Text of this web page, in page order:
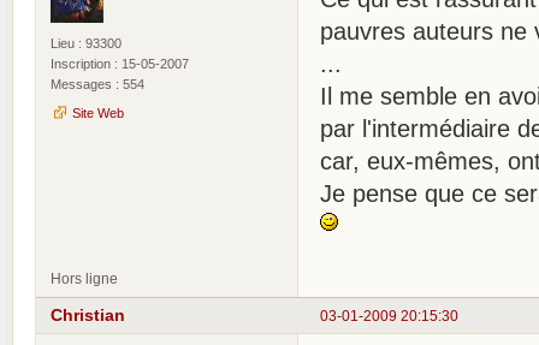
Lieu : 93300
Inscription : 15-05-2007
Messages : 554
Site Web
pauvres auteurs ne
...
Il me semble en
par l'intermédiaire
car, eux-mêmes,
Je pense que ce
Hors ligne
03-01-2009 20:15:30
Christian